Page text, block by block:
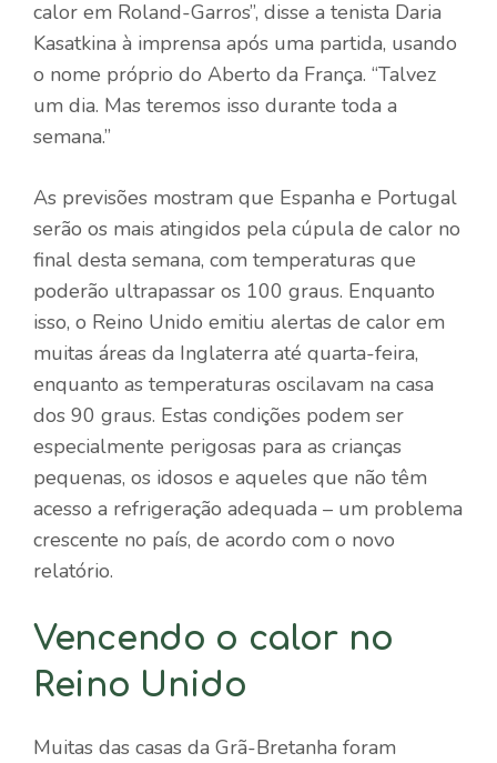
calor em Roland-Garros”, disse a tenista Daria
Kasatkina à imprensa após uma partida, usando
o nome próprio do Aberto da França. “Talvez
um dia. Mas teremos isso durante toda a
semana.”
As previsões mostram que Espanha e Portugal
serão os mais atingidos pela cúpula de calor no
final desta semana, com temperaturas que
poderão ultrapassar os 100 graus. Enquanto
isso, o Reino Unido emitiu alertas de calor em
muitas áreas da Inglaterra até quarta-feira,
enquanto as temperaturas oscilavam na casa
dos 90 graus. Estas condições podem ser
especialmente perigosas para as crianças
pequenas, os idosos e aqueles que não têm
acesso a refrigeração adequada – um problema
crescente no país, de acordo com o novo
relatório.
Vencendo o calor no
Reino Unido
Muitas das casas da Grã-Bretanha foram